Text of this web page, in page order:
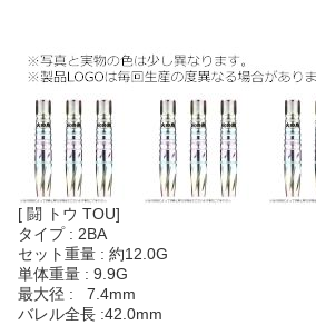
[ 闘 トウ TOU]
タイプ : 2BA
セット重量 : 約12.0G
単体重量 : 9.9G
最大径 : 7.4mm
バレル全長 :42.0mm